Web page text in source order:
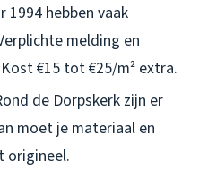
1994 hebben vaak
melding en
€15 tot €25/m² extra.
de Dorpskerk zijn er
moet je materiaal en
origineel.